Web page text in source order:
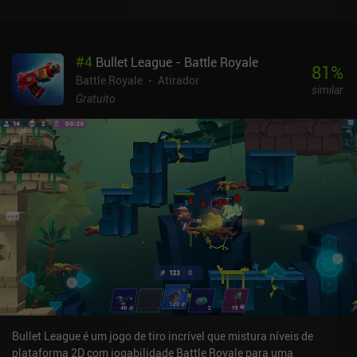
#4 Bullet League - Battle Royale
Battle Royale
Atirador
Gratuito
81%
similar
Bullet League é um jogo de tiro incrível que mistura níveis de
plataforma 2D com jogabilidade Battle Royale para uma